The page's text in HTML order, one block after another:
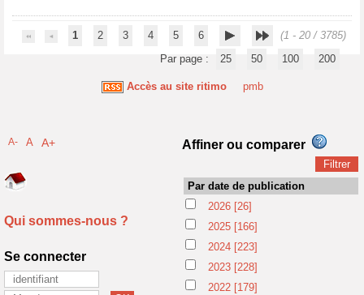
1 2 3 4 5 6
(1 - 20 / 3785)
Par page :
25 50 100 200
Accès au site ritimo pmb
A- A A+
Qui sommes-nous ?
Se connecter
Affiner ou comparer
Par date de publication
2026 [26]
2025 [166]
2024 [223]
2023 [228]
2022 [179]